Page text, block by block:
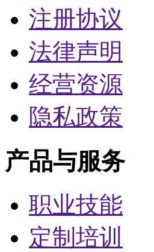
注册协议
法律声明
经营资源
隐私政策
产品与服务
职业技能
定制培训